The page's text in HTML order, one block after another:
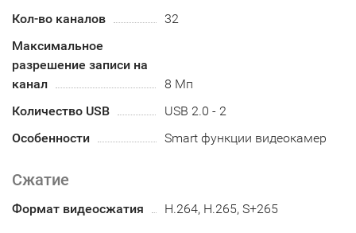
Кол-во каналов
32
Максимальное
разрешение записи на
канал
8 Мп
Количество USB
USB 2.0 - 2
Особенности
Smart функции видеокамер
Сжатие
Формат видеосжатия H.264, H.265, S+265